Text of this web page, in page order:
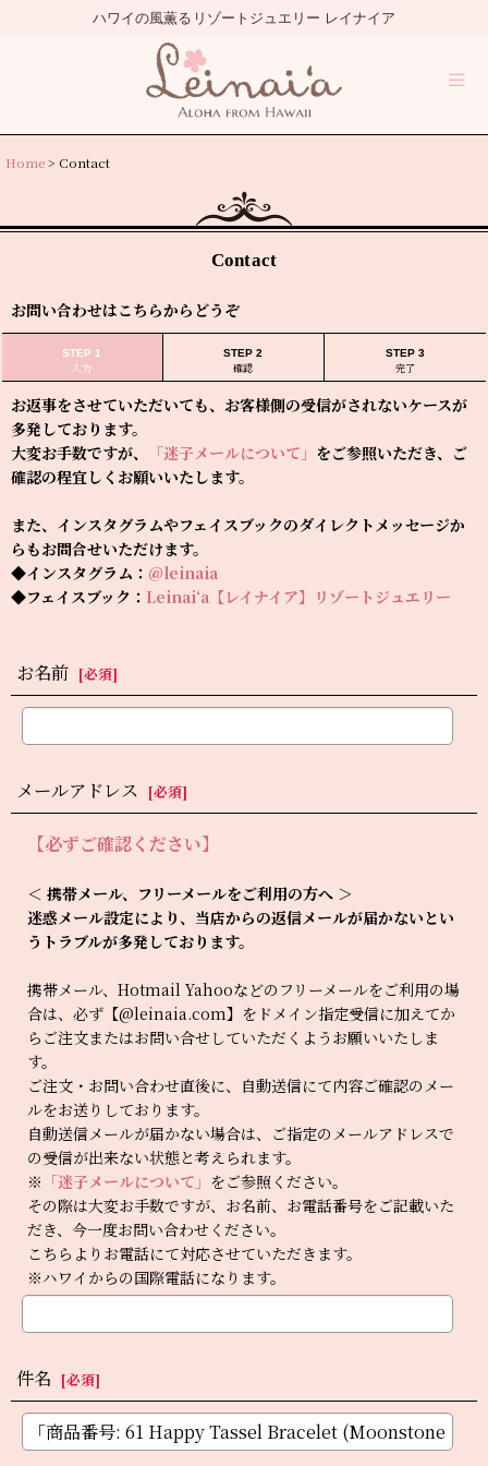
Home> Contact
Contact
お問い合わせはこちらからどうぞ
STEP 1
入力
STEP 2
確認
STEP 3
完了
お返事をさせていただいても、お客様側の受信がされないケースが
多発しております。
大変お手数ですが、
「迷子メールについて」 をご参照いただき、ご
確認の程宜しくお願いいたします。
また、インスタグラムやフェイスブックのダイレクトメッセージか
らもお問合せいただけます。
◆インスタグラム： @leinaia
◆フェイスブック： Leinai‘a【レイナイア】リゾートジュエリー
お名前 [必須]
メールアドレス [必須]
【必ずご確認ください】
＜ 携帯メール、フリーメールをご利用の方へ ＞
迷惑メール設定により、当店からの返信メールが届かないとい
うトラブルが多発しております。
携帯メール、Hotmail Yahooなどのフリーメールをご利用の場
合は、必ず【@leinaia.com】をドメイン指定受信に加えてか
らご注文またはお問い合せしていただくようお願いいたしま
す。
ご注文・お問い合わせ直後に、自動送信にて内容ご確認のメー
ルをお送りしております。
自動送信メールが届かない場合は、ご指定のメールアドレスで
の受信が出来ない状態と考えられます。
※ 「迷子メールについて」 をご参照ください。
その際は大変お手数ですが、お名前、お電話番号をご記載いた
だき、今一度お問い合わせください。
こちらよりお電話にて対応させていただきます。
※ハワイからの国際電話になります。
件名 [必須]